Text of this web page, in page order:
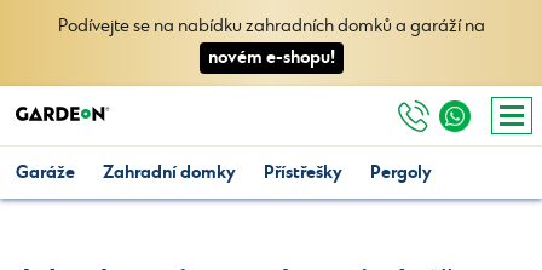
Podívejte se na nabídku zahradních domků a garáží na
novém e-shopu!
Garáže Zahradní domky Přístřešky Pergoly